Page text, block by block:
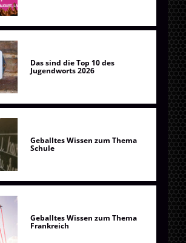
Das sind die Top 10 des
Jugendworts 2026
Geballtes Wissen zum Thema
Schule
Geballtes Wissen zum Thema
Frankreich